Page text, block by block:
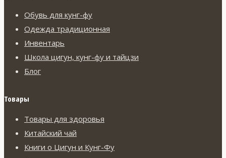
Обувь для кунг-фу
Одежда традиционная
Инвентарь
Школа цигун, кунг-фу и тайцзи
Блог
Товары
Товары для здоровья
Китайский чай
Книги о Цигун и Кунг-Фу